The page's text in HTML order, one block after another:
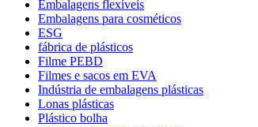
Embalagens flexíveis
Embalagens para cosméticos
ESG
fábrica de plásticos
Filme PEBD
Filmes e sacos em EVA
Indústria de embalagens plásticas
Lonas plásticas
Plástico bolha